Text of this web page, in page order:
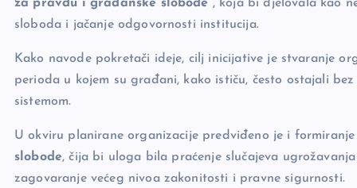
o
k
k
za pravdu i građanske slobode“, koja bi djelovala kao
sloboda i jačanje odgovornosti institucija.
Kako navode pokretači ideje, cilj inicijative je stvaranje
perioda u kojem su građani, kako ističu, često ostajali
sistemom.
U okviru planirane organizacije predviđeno je i
slobode, čija bi uloga bila praćenje slučajeva
zagovaranje većeg nivoa zakonitosti i pravne sigurnosti.